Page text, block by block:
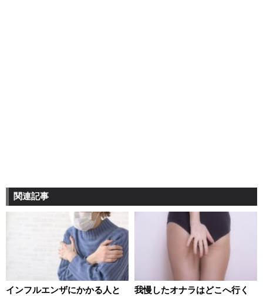
関連記事
インフルエンザにかかる人と
我慢したオナラはどこへ行く